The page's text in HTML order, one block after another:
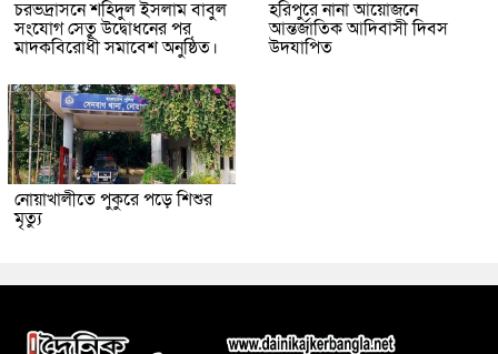
চরভদ্রাসনে শহিদুল ইসলাম বাবুল
সংযোগ সেতু উদ্বোধনের পর
মাদকবিরোধী সমাবেশ অনুষ্ঠিত।
হরিপুরে নানা আয়োজনে
আন্তর্জাতিক আদিবাসী দিবস
উদযাপিত
নোয়াখালীতে পুকুরে পড়ে শিশুর
মৃত্যু